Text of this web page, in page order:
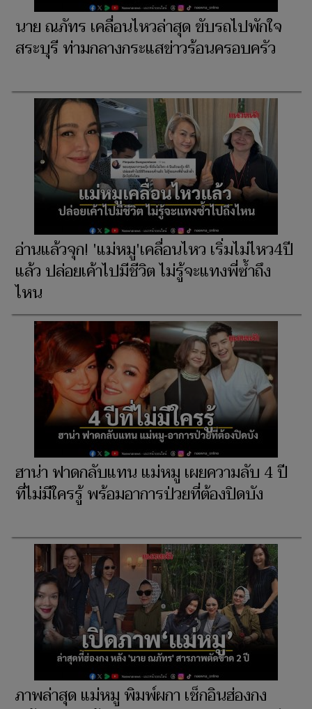
นาย ณภัทร เคลื่อนไหวล่าสุด ขับรถไปพักใจ
สระบุรี ท่ามกลางกระแสข่าวร้อนครอบครัว
อ่านแล้วจุก! 'แม่หมู'เคลื่อนไหว เริ่มไม่ไหว4ปี
แล้ว ปล่อยเค้าไปมีชีวิต ไม่รู้จะแทงพี่ซ้ำถึง
ไหน
ฮาน่า ฟาดกลับแทน แม่หมู เผยความลับ 4 ปี
ที่ไม่มีใครรู้ พร้อมอาการป่วยที่ต้องปิดบัง
ภาพล่าสุด แม่หมู พิมพ์ผกา เช็กอินฮ่องกง